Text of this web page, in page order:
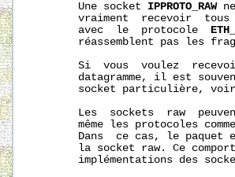
       Une socket
IPPROTO_RAW ne
vraiment  recevoir
       avec  le  protocole
réassemblent pas les
Si  vous  voulez
datagramme, il est
socket particulière,
Les  sockets  raw
même les protocoles
Dans  ce cas, le paquet
la socket raw. Ce
implémentations des